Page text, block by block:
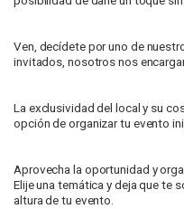
Ven, decídete por uno de
invitados, nosotros nos
La exclusividad del local y su
opción de organizar tu evento
Aprovecha la oportunidad y
Elije una temática y deja que te
altura de tu evento.